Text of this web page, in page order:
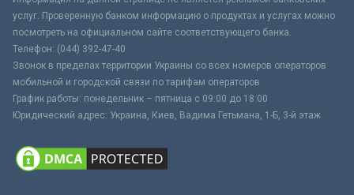
услуг. Проверенную банком информацию о продуктах и услугах можно
посмотреть на официальном сайте соответствующего банка.
Телефон: (044) 392-47-40
Звонок в пределах территории Украины со всех номеров операторов
мобильной и городской связи по тарифам операторов
График работы: понедельник – пятница с 09:00 до 18:00
Юридический адрес: Украина, Киев, Вадима Гетьмана, 1-Б, 3-й этаж